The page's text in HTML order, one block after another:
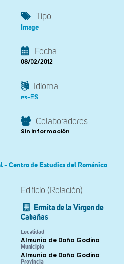
Tipo
Image
Fecha
08/02/2012
Idioma
es-ES
Colaboradores
Sin información
- Centro de Estudios del Románico
Edificio (Relación)
Ermita de la Virgen de
Cabañas
Localidad
Almunia de Doña Godina
Municipio
Almunia de Doña Godina
Provincia